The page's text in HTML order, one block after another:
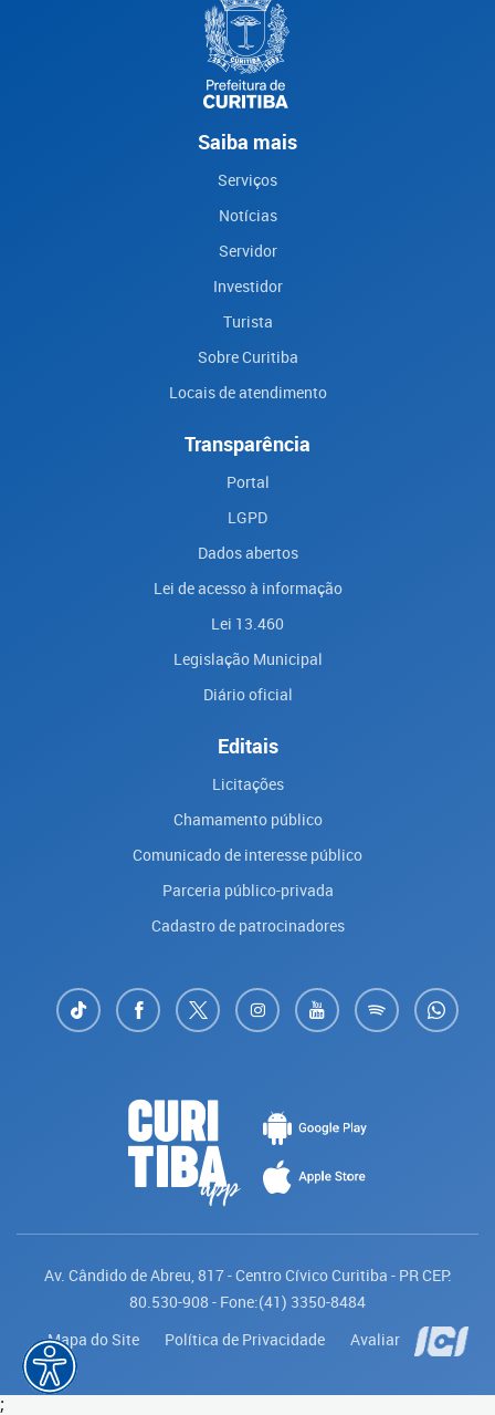
Saiba mais
Serviços
Notícias
Servidor
Investidor
Turista
Sobre Curitiba
Locais de atendimento
Transparência
Portal
LGPD
Dados abertos
Lei de acesso à informação
Lei 13.460
Legislação Municipal
Diário oficial
Editais
Licitações
Chamamento público
Comunicado de interesse público
Parceria público-privada
Cadastro de patrocinadores
Av. Cândido de Abreu, 817 - Centro Cívico Curitiba - PR CEP:
80.530-908 - Fone:(41) 3350-8484
Mapa do Site
Política de Privacidade Avaliar
Saiba mais
;